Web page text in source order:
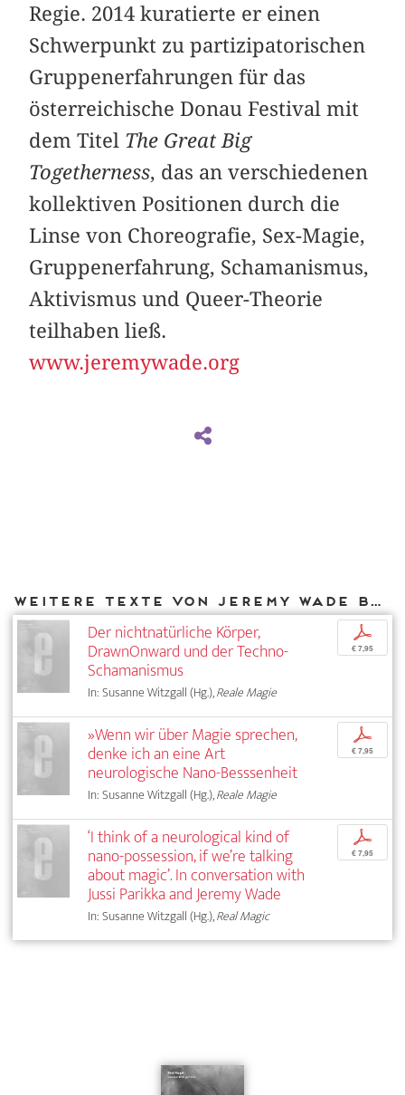
Regie. 2014 kuratierte er einen
Schwerpunkt zu partizipatorischen
Gruppenerfahrungen für das
österreichische Donau Festival mit
dem Titel The Great Big
Togetherness, das an verschiedenen
kollektiven Positionen durch die
Linse von Choreografie, Sex-Magie,
Gruppenerfahrung, Schamanismus,
Aktivismus und Queer-Theorie
teilhaben ließ.
www.jeremywade.org
Weitere Texte von Jeremy Wade bei DIAPHANES
Der nichtnatürliche Körper,
DrawnOnward und der Techno-
Schamanismus
In: Susanne Witzgall (Hg.),Reale Magie
p
€ 7,95
»Wenn wir über Magie sprechen,
denke ich an eine Art
neurologische Nano-Besssenheit
In: Susanne Witzgall (Hg.),Reale Magie
p
€ 7,95
‘I think of a neurological kind of
nano-possession, if we’re talking
about magic’. In conversation with
Jussi Parikka and Jeremy Wade
In: Susanne Witzgall (Hg.),Real Magic
p
€ 7,95